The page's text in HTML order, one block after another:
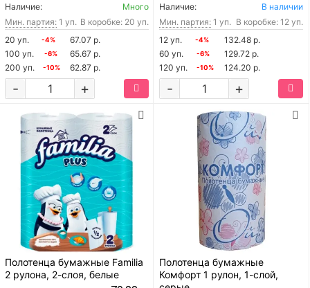
Наличие:
Много
Мин. партия: 1 уп. В коробке: 20 уп.
20 уп.
-4%
67.07 р.
100 уп.
-6%
65.67 р.
200 уп.
-10% 62.87 р.
+
-
Наличие:
В наличии
Мин. партия: 1 уп. В коробке: 12 уп.
12 уп.
-4%
132.48 р.
60 уп.
-6%
129.72 р.
120 уп.
-10% 124.20 р.
+
-
Полотенца бумажные Familia
2 рулона, 2-слоя, белые
Полотенца бумажные
Комфорт 1 рулон, 1-слой,